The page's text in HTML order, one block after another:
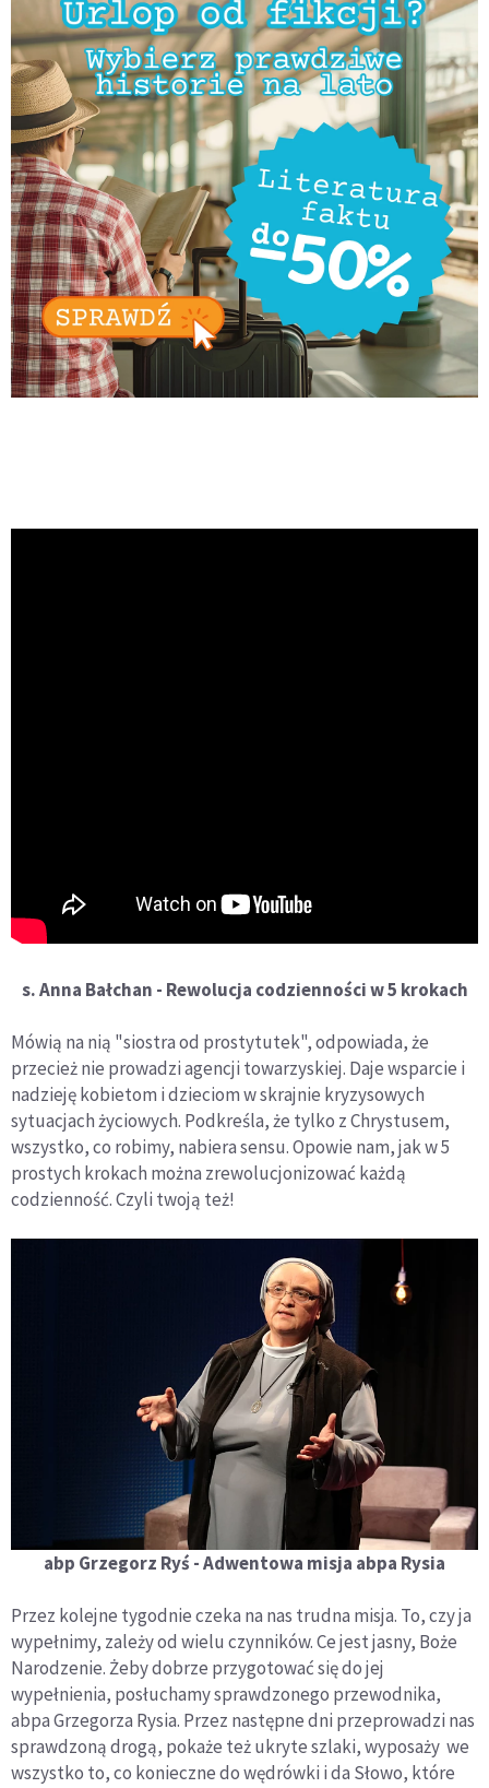
s. Anna Bałchan - Rewolucja codzienności w 5 krokach
​Mówią na nią "siostra od prostytutek", odpowiada, że
przecież nie prowadzi agencji towarzyskiej. Daje wsparcie i
nadzieję kobietom i dzieciom w skrajnie kryzysowych
sytuacjach życiowych. Podkreśla, że tylko z Chrystusem,​
wszystko, co robimy, nabiera sensu. Opowie nam, jak w 5
prostych krokach ​można zrewolucjonizować każdą
codzienność. Czyli twoją też!​
abp Grzegorz Ryś - Adwentowa misja abpa Rysia
Przez kolejne tygodnie czeka na nas trudna misja. To, czy ja
wypełnimy, zależy od wielu czynników. Ce jest jasny, Boże
Narodzenie. Żeby dobrze przygotować się do jej
wypełnienia, posłuchamy sprawdzonego przewodnika,
abpa Grzegorza Rysia. Przez następne dni przeprowadzi nas
sprawdzoną drogą, pokaże też ukryte szlaki, wyposaży we
wszystko to, co konieczne do wędrówki i da Słowo, które